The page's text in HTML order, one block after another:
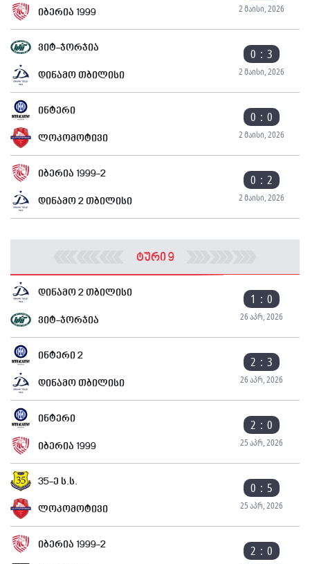
2 მაისი, 2026
იბერია 1999
ვიტ-ჯორჯია 0 : 3
2 მაისი, 2026
დინამო თბილისი
ინტერი 0 : 0
2 მაისი, 2026
ლოკომოტივი
იბერია 1999-2 0 : 2
2 მაისი, 2026
დინამო 2 თბილისი
ტური 9
დინამო 2 თბილისი 1 : 0
26 აპრ, 2026
ვიტ-ჯორჯია
ინტერი 2 2 : 3
26 აპრ, 2026
დინამო თბილისი
ინტერი 2 : 0
25 აპრ, 2026
იბერია 1999
35-ე ს.ს. 0 : 5
25 აპრ, 2026
ლოკომოტივი
იბერია 1999-2 2 : 0